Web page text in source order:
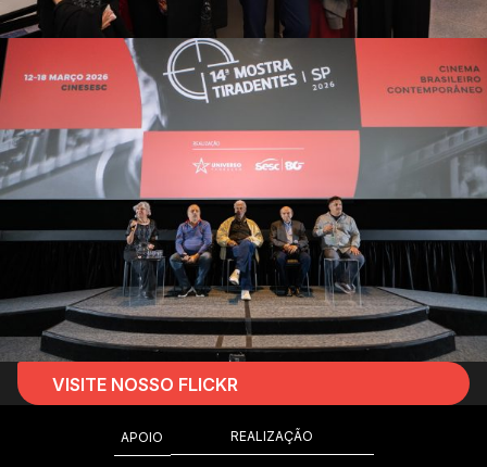
VISITE NOSSO FLICKR
APOIO REALIZAÇÃO